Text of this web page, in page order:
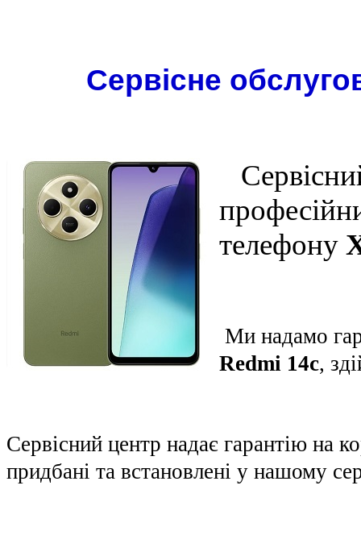
Сервісне
телефону
Ми надамо
Redmi 14c,
Сервісний центр надає гарантію на
придбані та встановлені у нашому